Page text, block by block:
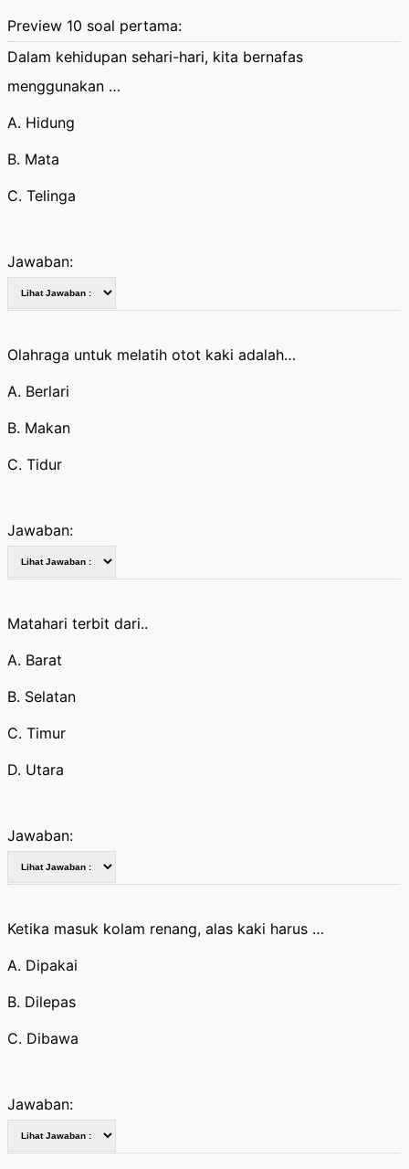
Preview 10 soal pertama:
Dalam kehidupan sehari-hari, kita bernafas
menggunakan …
A. Hidung
B. Mata
C. Telinga
Jawaban:
Olahraga untuk melatih otot kaki adalah…
A. Berlari
B. Makan
C. Tidur
Jawaban:
Matahari terbit dari..
A. Barat
B. Selatan
C. Timur
D. Utara
Jawaban:
Ketika masuk kolam renang, alas kaki harus …
A. Dipakai
B. Dilepas
C. Dibawa
Jawaban: